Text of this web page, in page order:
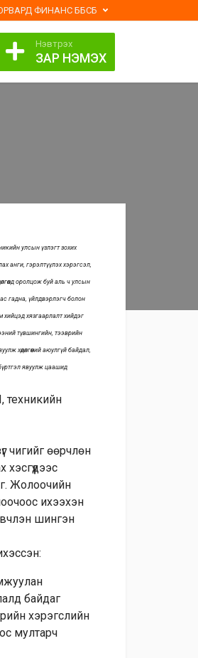
ФИНАНС ББСБ
Нэвтрэх
ЗАР НЭМЭХ
улсын үзлэгт зохих
анги, гэрэлтүүлэх хэрэгсэл,
оролцож буй аль ч улсын
гадна, үйлдвэрлэгч болон
хийцэд хязгаарлалт хийдэг
түвшингийн, тээврийн
хөдөлгөөний аюулгүй байдал,
явуулж цаашид
чигийг өөрчлөн
Жолоочийн
ихээхэн
шингэн
байдаг
хэрэгслийн
мултарч